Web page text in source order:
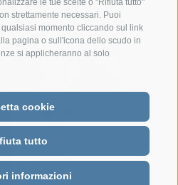
le tue scelte o "Rifiuta tutto"
strettamente necessari. Puoi
momento cliccando sul link
pagina o sull'icona dello scudo in
si applicheranno al solo
cookie
tutto
informazioni